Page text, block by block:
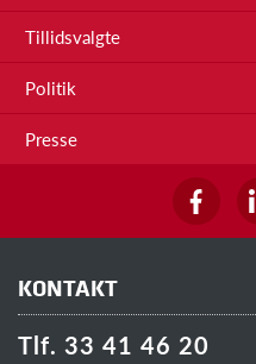
Tillidsvalgte
Politik
Presse
KONTAKT
Tlf. 33 41 46 20